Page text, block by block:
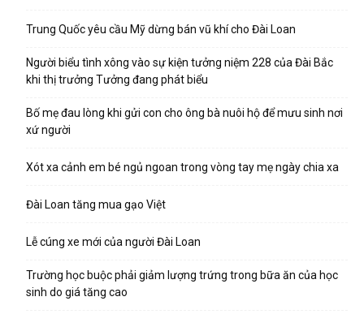
Trung Quốc yêu cầu Mỹ dừng bán vũ khí cho Đài Loan
Người biểu tình xông vào sự kiện tưởng niệm 228 của Đài Bắc
khi thị trưởng Tưởng đang phát biểu
Bố mẹ đau lòng khi gửi con cho ông bà nuôi hộ để mưu sinh nơi
xứ người
Xót xa cảnh em bé ngủ ngoan trong vòng tay mẹ ngày chia xa
Đài Loan tăng mua gạo Việt
Lễ cúng xe mới của người Đài Loan
Trường học buộc phải giảm lượng trứng trong bữa ăn của học
sinh do giá tăng cao